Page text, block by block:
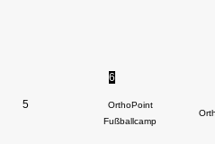
5
6
OrthoPoint
Fußballcamp